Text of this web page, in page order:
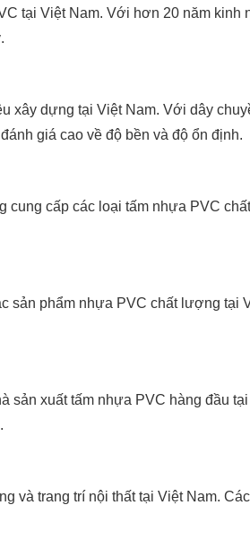
tại Việt Nam. Với hơn 20 năm kinh
xây dựng tại Việt Nam. Với dây
giá cao về độ bền và độ ổn định.
cấp các loại tấm nhựa PVC
phẩm nhựa PVC chất lượng tại
xuất tấm nhựa PVC hàng đầu
và trang trí nội thất tại Việt Nam.